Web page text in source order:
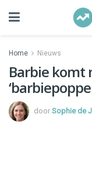
Home Nieuws
Barbie
door Sophie de